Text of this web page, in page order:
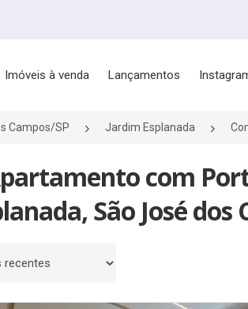
Imóveis à venda Lançamentos
Campos/SP Jardim Esplanada
com
São José dos
por